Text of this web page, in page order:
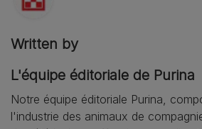
Written by
L'équipe éditoriale de Purina
Notre équipe éditoriale Purina,
l'industrie des animaux de